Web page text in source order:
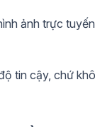
ảnh trực
tin cậy, chứ